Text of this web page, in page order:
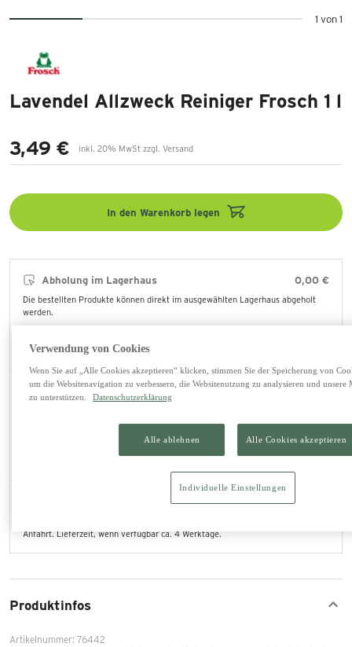
1 von 1
Lavendel Allzweck Reiniger Frosch 1 l
3,49 €
inkl. 20% MwSt zzgl. Versand
In den Warenkorb legen
Abholung im Lagerhaus 0,00 €
Die bestellten Produkte können direkt im ausgewählten Lagerhaus abgeholt
werden.
Lagerhaus Saalfelden (ändern)
Versand mit DPD 5,90 €
einem max. Gesamtgewicht von 25 kg 5,90 € und können bei Überschreiten
mehrfach anfallen. Kostenfrei bei dieser Versandart ab einem
109,80 €
Anfahrt. Lieferzeit, wenn verfügbar ca. 4 Werktage.
Produktinfos
Artikelnummer: 76442
Verwendung von Cookies
Wenn Sie auf „Alle Cookies akzeptieren“ klicken, stimmen Sie der Speicherung von
um die Websitenavigation zu verbessern, die Websitenutzung zu analysieren und
zu unterstützen.
Datenschutzerklärung
Alle ablehnen Alle Cookies akzeptieren
Individuelle Einstellungen